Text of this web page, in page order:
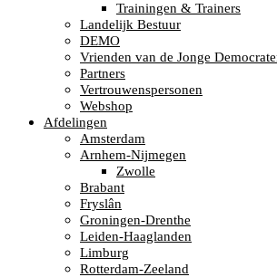
Trainingen & Trainers
Landelijk Bestuur
DEMO
Vrienden van de Jonge
Partners
Vertrouwenspersonen
Webshop
Afdelingen
Amsterdam
Arnhem-Nijmegen
Zwolle
Brabant
Fryslân
Groningen-Drenthe
Leiden-Haaglanden
Limburg
Rotterdam-Zeeland